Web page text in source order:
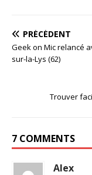
PRÉCÉDENT
Geek on Mic relancé
sur-la-Lys (62)
Trouver
7 COMMENTS
Alex